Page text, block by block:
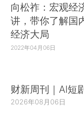
向松祚：宏观经
讲，带你了解国
经济大局
2022年04月06日
财新周刊｜AI短
2026年08月06日